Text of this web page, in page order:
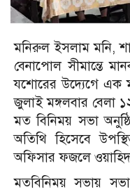
মনিরুল ইসলাম মনি,
বেনাপোল সীমান্তে
যশোরের উদ্যেগে এক
জুলাই মঙ্গলবার বেলা
মত বিনিময় সভা
অতিথি হিসেবে
অফিসার ফজলে
মতবিনিময় সভায়